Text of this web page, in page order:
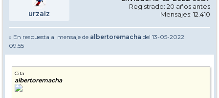
urzaiz
Registrado: 20 años antes
Mensajes: 12.410
» En respuesta al mensaje de albertoremacha del 13-05-2022
09:55
Cita
albertoremacha